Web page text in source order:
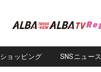
ショッピング SNSニュース